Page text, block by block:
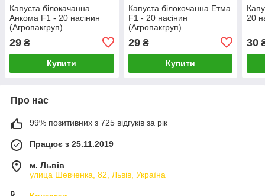
Капуста білокачанна
Анкома F1 - 20 насінин
(Агропакгруп)
29 ₴
Купити
Капуста білокочанна Етма
F1 - 20 насінин
(Агропакгруп)
29₴
Купити
20
30
Про нас
99% позитивних з 725 відгуків за рік
Працює з 25.11.2019
м. Львів
улица Шевченка, 82, Львів, Україна